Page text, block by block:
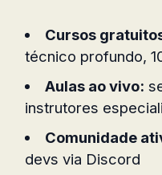
Cursos
técnico profundo,
Aulas ao vivo:
instrutores
Comunidade
devs via Discord